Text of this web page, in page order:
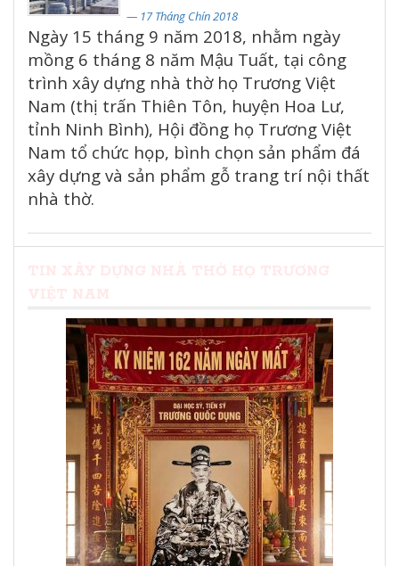
— 17 Tháng Chín 2018
Ngày 15 tháng 9 năm 2018, nhằm ngày
mồng 6 tháng 8 năm Mậu Tuất, tại công
trình xây dựng nhà thờ họ Trương Việt
Nam (thị trấn Thiên Tôn, huyện Hoa Lư,
tỉnh Ninh Bình), Hội đồng họ Trương Việt
Nam tổ chức họp, bình chọn sản phẩm đá
xây dựng và sản phẩm gỗ trang trí nội thất
nhà thờ.